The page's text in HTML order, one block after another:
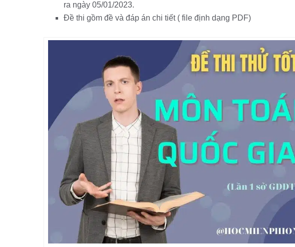
ra ngày 05/01/2023.
Đề thi gồm đề và đáp án chi tiết ( file định dạng PDF)